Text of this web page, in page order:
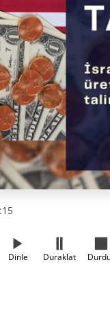
Dinle Duraklat